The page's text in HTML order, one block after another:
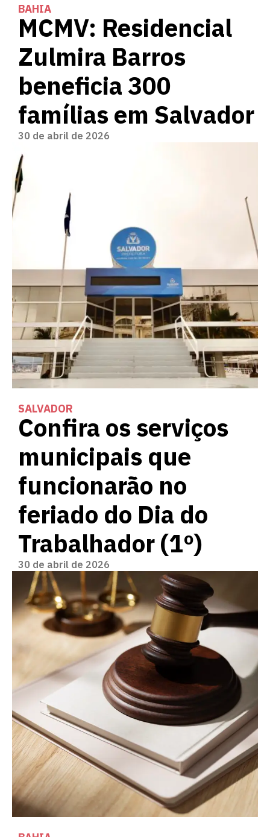
BAHIA
MCMV: Residencial
Zulmira Barros
beneficia 300
famílias em Salvador
30 de abril de 2026
SALVADOR
Confira os serviços
municipais que
funcionarão no
feriado do Dia do
Trabalhador (1º)
30 de abril de 2026